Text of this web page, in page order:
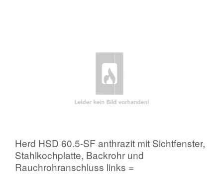
Herd HSD 60.5-SF anthrazit mit Sichtfenster,
Stahlkochplatte, Backrohr und
Rauchrohranschluss links =